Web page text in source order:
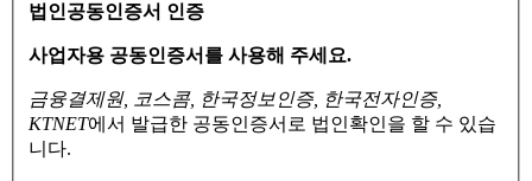
법인공동인증서 인증
사업자용 공동인증서를 사용해 주세요.
금융결제원, 코스콤, 한국정보인증, 한국전자인증,
KTNET에서 발급한 공동인증서로 법인확인을 할 수 있습
니다.